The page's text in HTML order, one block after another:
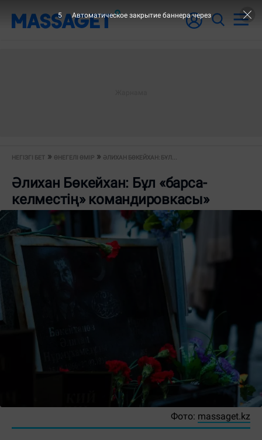
НЕГІЗГІ БЕТ ӨНЕГЕЛІ ӨМІР ӘЛИХАН БӨКЕЙХАН: БҰЛ...
Әлихан Бөкейхан: Бұл «барса-
келместің» командировкасы»
Фото: massaget.kz
5 Автоматическое закрытие баннера через